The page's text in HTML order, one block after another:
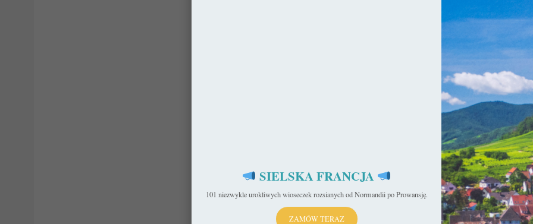
SIELSKA FRANCJA
101 niezwykle urokliwych wioseczek rozsianych od Normandii po Prowansję.
ZAMÓW TERAZ